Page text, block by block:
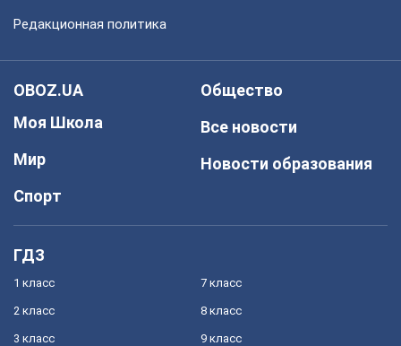
Редакционная политика
OBOZ.UA
Моя Школа
Мир
Спорт
Общество
Все новости
Новости образования
ГДЗ
1 класс
2 класс
3 класс
7 класс
8 класс
9 класс